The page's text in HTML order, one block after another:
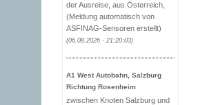
der Ausreise, aus Österreich,
(Meldung automatisch von
ASFINAG-Sensoren erstellt)
(06.08.2026 - 21:20:03)
A1 West Autobahn, Salzburg
Richtung Rosenheim
zwischen Knoten Salzburg und